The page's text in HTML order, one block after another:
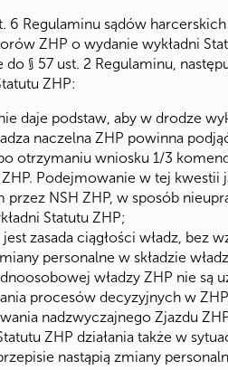
6 Regulaminu sądów
ZHP o wydanie wykładni
§ 57 ust. 2 Regulaminu,
ZHP:
daje podstaw, aby w drodze
naczelna ZHP powinna
otrzymaniu wniosku 1/3
Podejmowanie w tej kwestii
NSH ZHP, w sposób
Statutu ZHP;
zasada ciągłości władz, bez
personalne w składzie
władzy ZHP nie są
procesów decyzyjnych w
nadzwyczajnego Zjazdu
ZHP działania także w
nastąpią zmiany